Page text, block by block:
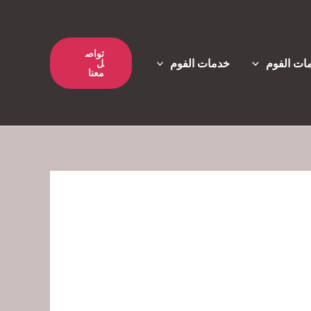
الفوم خدمات الفوم
تواص
ل
معنا